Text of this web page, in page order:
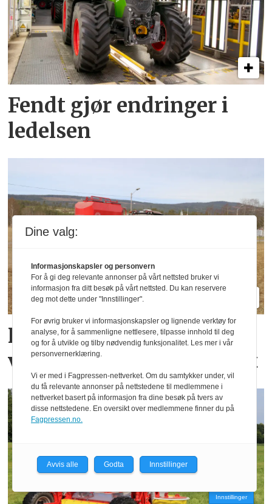
Fendt gjør endringer i
ledelsen
Her sår de korn og fang­
vekster i samme overfart
Innstillinger
Dine valg:
Informasjonskapsler og personvern
For å gi deg relevante annonser på vårt nettsted bruker vi
informasjon fra ditt besøk på vårt nettsted. Du kan reservere
deg mot dette under "Innstillinger".
For øvrig bruker vi informasjonskapsler og lignende verktøy for
analyse, for å sammenligne nettlesere, tilpasse innhold til deg
og for å utvikle og tilby nødvendig funksjonalitet. Les mer i vår
personvernerklæring.
Vi er med i Fagpressen-nettverket. Om du samtykker under, vil
du få relevante annonser på nettstedene til medlemmene i
nettverket basert på informasjon fra dine besøk på tvers av
disse nettstedene. En oversikt over medlemmene finner du på
Fagpressen.no.
Avvis alle Godta Innstillinger